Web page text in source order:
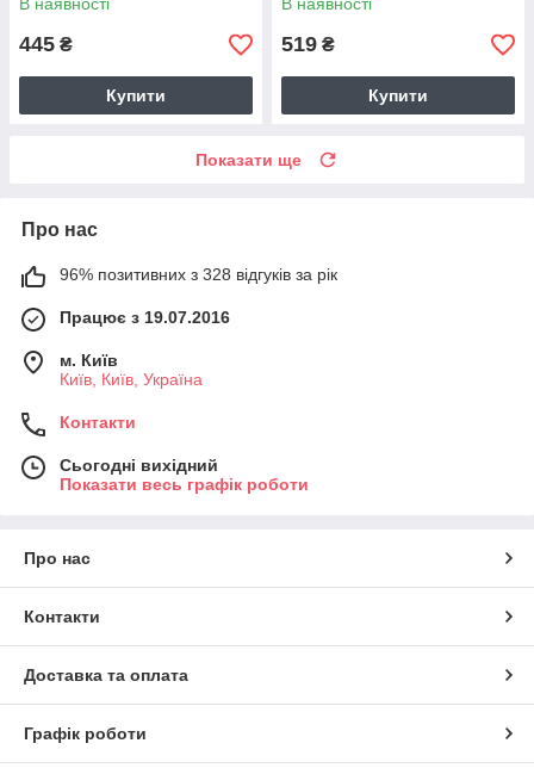
В наявності
445 ₴
Купити
В наявності
519 ₴
Купити
Показати ще
Про нас
96% позитивних з 328 відгуків за рік
Працює з 19.07.2016
м. Київ
Київ, Київ, Україна
Контакти
Сьогодні вихідний
Показати весь графік роботи
Про нас
Контакти
Доставка та оплата
Графік роботи